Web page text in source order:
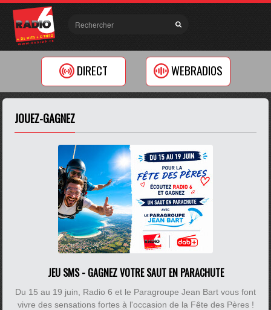
DIRECT WEBRADIOS
JOUEZ-GAGNEZ
JEU SMS - GAGNEZ VOTRE SAUT EN PARACHUTE
Du 15 au 19 juin, Radio 6 et le Paragroupe Jean Bart vous font
vivre des sensations fortes à l'occasion de la Fête des Pères !